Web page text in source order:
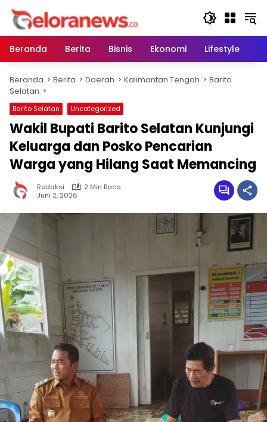
Langsung
konten
Beranda
Berita Bisnis Ekonomi Lifestyle
Beranda Berita Daerah Kalimantan Tengah
Barito
Selatan
Barito Selatan Uncategorized
Wakil Bupati Barito Selatan Kunjungi
Keluarga dan Posko Pencarian
Warga yang Hilang Saat Memancing
Redaksi
2 Min Baca
Juni 2, 2026